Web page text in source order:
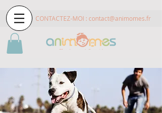
CONTACTEZ-MOI : contact@animomes.fr